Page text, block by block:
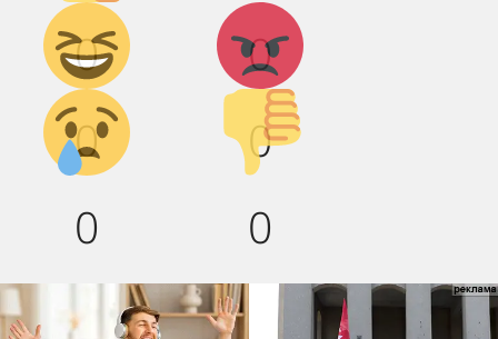
0 0
Дикий
смех!
0
Агрессия!
0
Грусть :(
0
Палец
вниз!
0